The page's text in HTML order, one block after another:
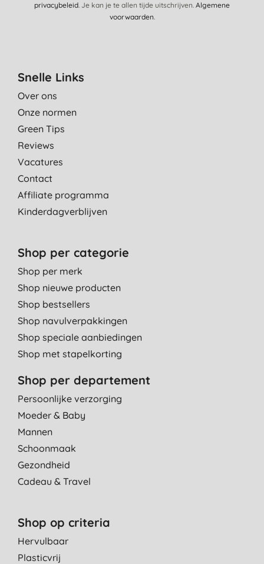
privacybeleid. Je kan je te allen tijde uitschrijven. Algemene
voorwaarden.
Snelle Links
Over ons
Onze normen
Green Tips
Reviews
Vacatures
Contact
Affiliate programma
Kinderdagverblijven
Shop per categorie
Shop per merk
Shop nieuwe producten
Shop bestsellers
Shop navulverpakkingen
Shop speciale aanbiedingen
Shop met stapelkorting
Shop per departement
Persoonlijke verzorging
Moeder & Baby
Mannen
Schoonmaak
Gezondheid
Cadeau & Travel
Shop op criteria
Hervulbaar
Plasticvrij